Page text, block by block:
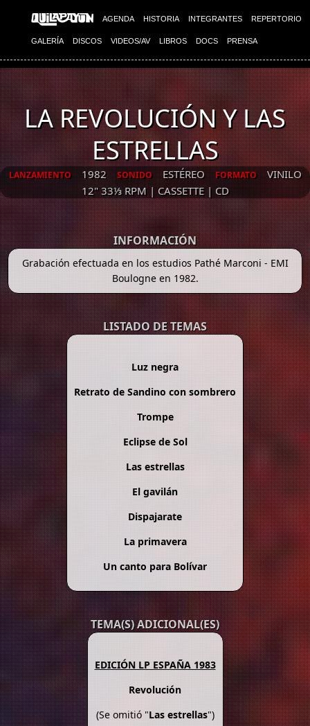
AGENDA HISTORIA INTEGRANTES REPERTORIO
GALERÍA DISCOS VIDEOS/AV LIBROS DOCS PRENSA
LA REVOLUCIÓN Y LAS
ESTRELLAS
LANZAMIENTO 1982 SONIDO ESTÉREO FORMATO
VINILO
12" 33⅓ RPM | CASSETTE | CD
INFORMACIÓN
Grabación efectuada en los estudios Pathé Marconi - EMI
Boulogne en 1982.
LISTADO DE TEMAS
Luz negra
Retrato de Sandino con sombrero
Trompe
Eclipse de Sol
Las estrellas
El gavilán
Dispajarate
La primavera
Un canto para Bolívar
TEMA(S) ADICIONAL(ES)
EDICIÓN LP ESPAÑA 1983
Revolución
(Se omitió "Las estrellas")